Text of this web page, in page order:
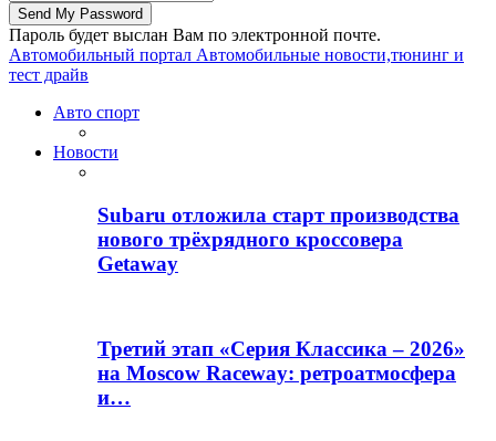
Пароль будет выслан Вам по электронной почте.
Автомобильный портал Автомобильные новости,тюнинг и
тест драйв
Авто спорт
Новости
Subaru отложила старт производства
нового трёхрядного кроссовера
Getaway
Третий этап «Серия Классика – 2026»
на Moscow Raceway: ретроатмосфера
и…